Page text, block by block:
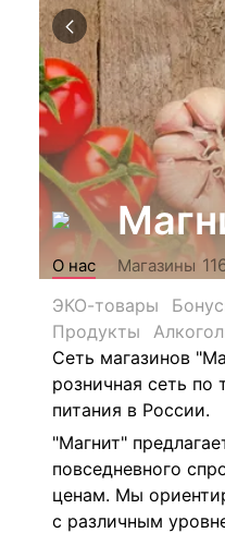
О нас Магазины
ЭКО-товары
Продукты
Сеть магазинов
розничная сеть по
питания в России.
"Магнит"
повседневного
ценам. Мы
с различным